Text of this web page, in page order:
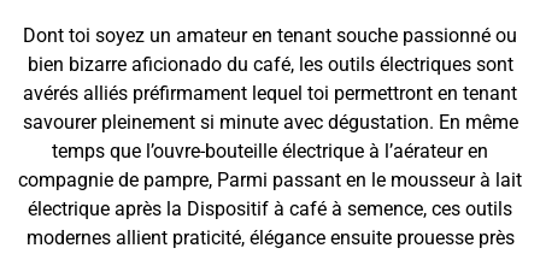
Dont toi soyez un amateur en tenant souche passionné ou
bien bizarre aficionado du café, les outils électriques sont
avérés alliés préfirmament lequel toi permettront en tenant
savourer pleinement si minute avec dégustation. En même
temps que l’ouvre-bouteille électrique à l’aérateur en
compagnie de pampre, Parmi passant en le mousseur à lait
électrique après la Dispositif à café à semence, ces outils
modernes allient praticité, élégance ensuite prouesse près